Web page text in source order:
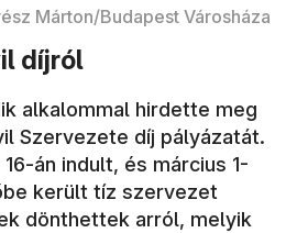
Márton/Budapest Városháza
díjról
alkalommal hirdette meg
Szervezete díj pályázatát.
án indult, és március 1-
került tíz szervezet
dönthettek arról, melyik